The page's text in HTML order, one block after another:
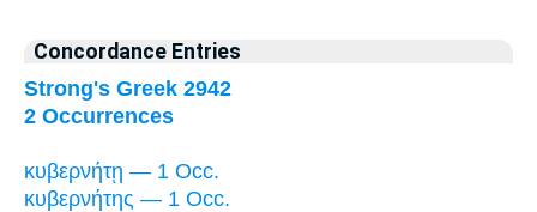
Concordance Entries
Strong's Greek 2942
2 Occurrences
κυβερνήτῃ — 1 Occ.
κυβερνήτης — 1 Occ.